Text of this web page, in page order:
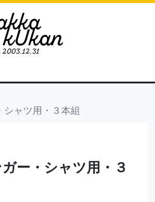
シャツ用・３本組
ー・シャツ用・３